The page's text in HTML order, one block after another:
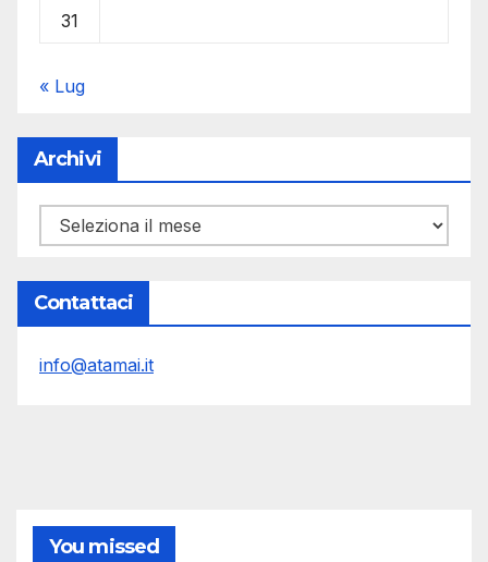
31
« Lug
Archivi
Archivi
Contattaci
info@atamai.it
You missed